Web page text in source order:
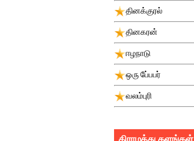
தினக்குரல்
தினகரன்
ஈழநாடு
ஒரு பே்பபர்
வலம்புரி